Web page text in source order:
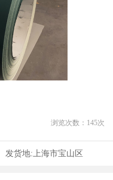
浏览次数： 145次
发货地:上海市宝山区